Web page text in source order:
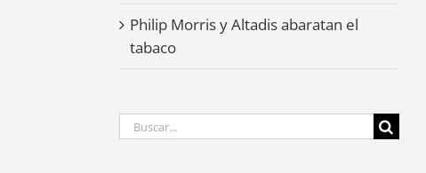
Philip Morris y Altadis abaratan el
tabaco
Buscar: